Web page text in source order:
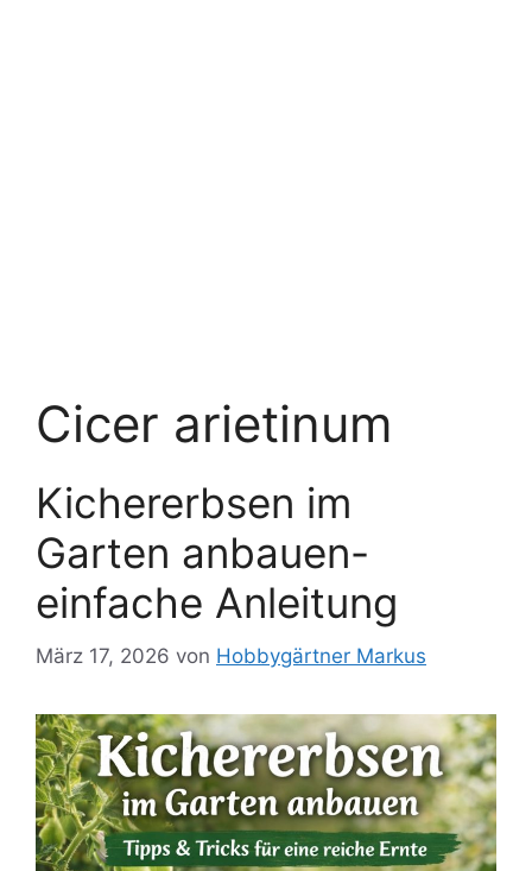
Cicer arietinum
Kichererbsen im
Garten anbauen-
einfache Anleitung
März 17, 2026 von Hobbygärtner Markus